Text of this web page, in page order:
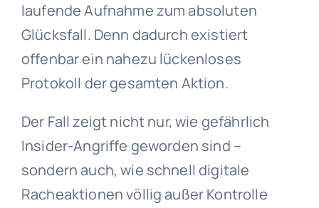
laufende Aufnahme zum absoluten
Glücksfall. Denn dadurch existiert
offenbar ein nahezu lückenloses
Protokoll der gesamten Aktion.
Der Fall zeigt nicht nur, wie gefährlich
Insider-Angriffe geworden sind –
sondern auch, wie schnell digitale
Racheaktionen völlig außer Kontrolle